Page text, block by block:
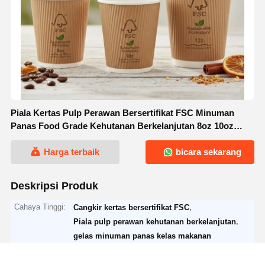
Piala Kertas Pulp Perawan Bersertifikat FSC Minuman
Panas Food Grade Kehutanan Berkelanjutan 8oz 10oz
Harga terbaik
bicara sekarang
Deskripsi Produk
Cahaya Tinggi: Cangkir kertas bersertifikat FSC
Piala pulp perawan kehutanan berkelanjutan
gelas minuman panas kelas makanan